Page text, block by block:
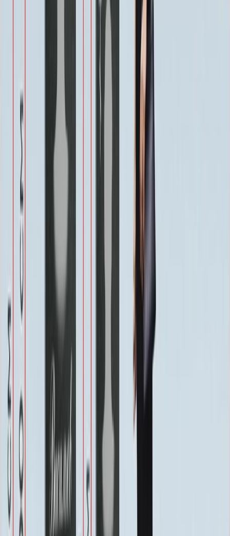
Другое по согласованию
1 500 ₽
Услуги
Полировка 1 сторона
Бесплатно
Бесплатно
Бесплатно
3 000 ₽
Бесплатно
Швеллер под памятник
Благоустройство
Благоустройство
20 160 ₽
Цветник ММ5150
24 250 ₽
Цоколь ММ5395
22 800 ₽
-
Цоколь ММ5396